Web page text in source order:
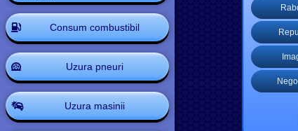
Consum combustibil
Uzura pneuri
Uzura masinii